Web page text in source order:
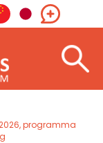
2026, programma